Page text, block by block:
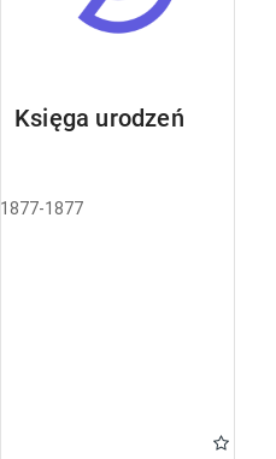
Księga urodzeń
1877-1877